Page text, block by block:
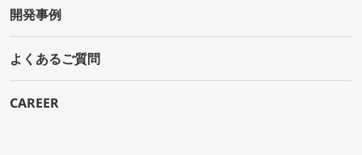
開発事例
よくあるご質問
CAREER